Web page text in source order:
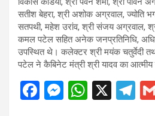
सतीश बेहरा, श्री अशोक अग्रवाल, ज्योति
सतपथी, महेश उरांव, श्री संजय अग्रवाल,
कमल पटेल सहित अनेक जनप्रतिनिधि,
उपस्थित थे। कलेक्टर श्री मयंक चतुर्वेदी
पटेल ने कैबिनेट मंत्री श्री यादव का आत्मीय
F
M W X
T